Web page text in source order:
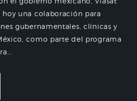
una colaboración para
gubernamentales, clínicas y
como parte del programa